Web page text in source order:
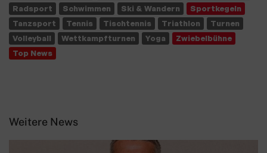
Radsport
Schwimmen Ski & Wandern
Sportkegeln
Tanzsport
Tennis Tischtennis Triathlon
Turnen
Volleyball
Wettkampfturnen Yoga
Zwiebelbühne
Top News
Weitere News